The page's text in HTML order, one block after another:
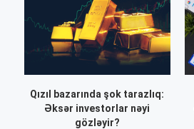
Qızıl bazarında şok tarazlıq:
Əksər investorlar nəyi
gözləyir?